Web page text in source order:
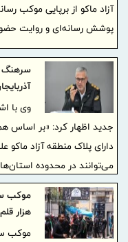
آزاد ماکو از برپایی موکب
پوشش رسانه‌ای و روایت
سرهنگ
پلاک
وی با
جدید اظهار کرد: «بر اساس
دارای پلاک منطقه آزاد ماکو
می‌توانند در محدوده
مازندران نیز تردد کنند.»
هزار
«امام
موکب